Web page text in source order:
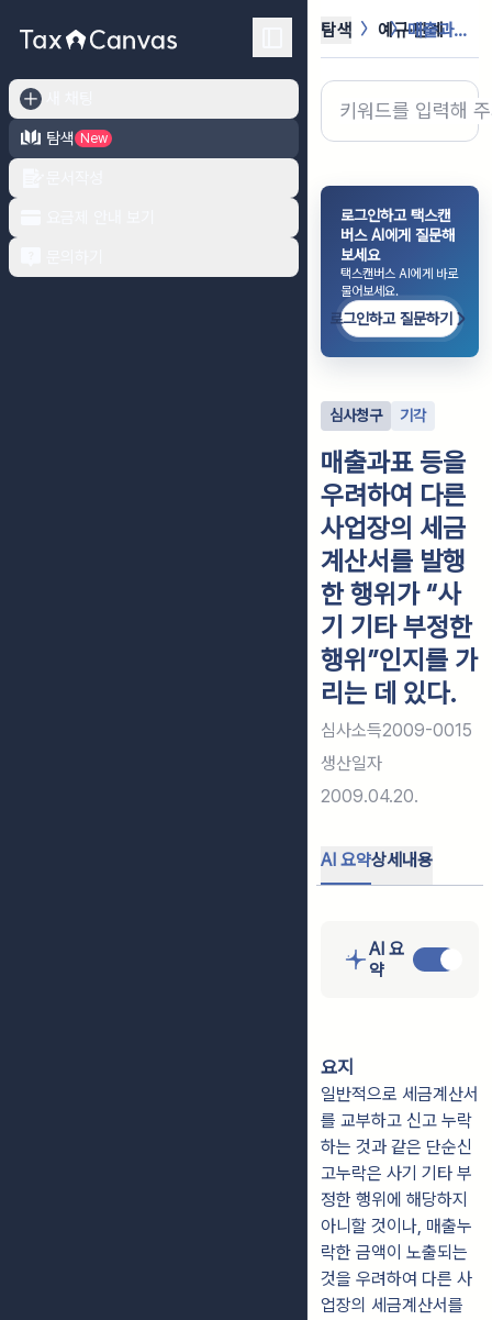
탐색
New
탐색 예규·판례 매출과표 등을 우려하여 다른 사업장의...
로그인하고 택스캔
버스 AI에게 질문해
보세요
택스캔버스 AI에게 바로
물어보세요.
로그인하고 질문하기
심사청구 기각
매출과표 등을
우려하여 다른
사업장의 세금
계산서를 발행
한 행위가 “사
기 기타 부정한
행위”인지를 가
리는 데 있다.
심사소득2009-0015
생산일자
2009.04.20.
AI 요약상세내용
AI 요
약
요지
일반적으로 세금계산서
를 교부하고 신고 누락
하는 것과 같은 단순신
고누락은 사기 기타 부
정한 행위에 해당하지
아니할 것이나, 매출누
락한 금액이 노출되는
것을 우려하여 다른 사
업장의 세금계산서를